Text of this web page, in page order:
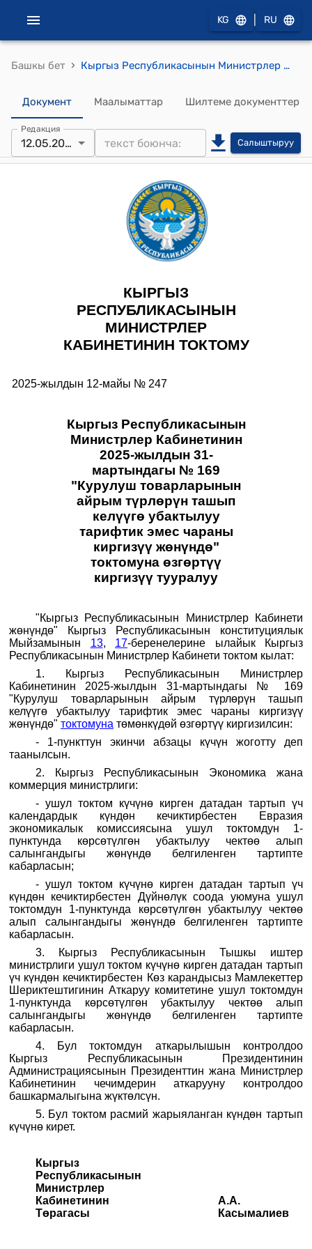
KG RU
Башкы бет › Кыргыз Республикасынын Министрлер Кабинетинин 2025-жылдын 12-майы № 247 "Кыргыз Республикасынын Министрлер Кабинетинин 2025-жылдын 31-мартындагы № 169 "Курулуш товарларынын айрым түрлөрүн ташып келүүгө убактылуу тарифтик эмес чараны киргизүү жөнүндө" токтомуна өзгөртүү киргизүү тууралуу" токтому
Документ Маалыматтар Шилтеме документтер
Редакция
12.05.2025 Салыштыруу